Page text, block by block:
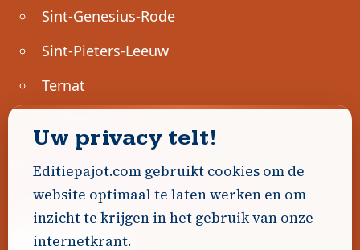
Sint-Genesius-Rode
Sint-Pieters-Leeuw
Ternat
Geen advertenties gevonden.
Uw advertentie hier? Contacteer ons!
Word Partner!
Uw privacy telt!
Editiepajot.com gebruikt cookies om de
website optimaal te laten werken en om
inzicht te krijgen in het gebruik van onze
internetkrant.